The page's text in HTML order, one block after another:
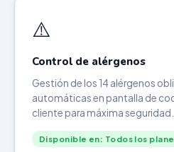
⚠️
Control de alérgenos
Gestión de los 14 alérgenos
automáticas en pantalla de
cliente para máxima seguridad.
Disponible en: Todos los